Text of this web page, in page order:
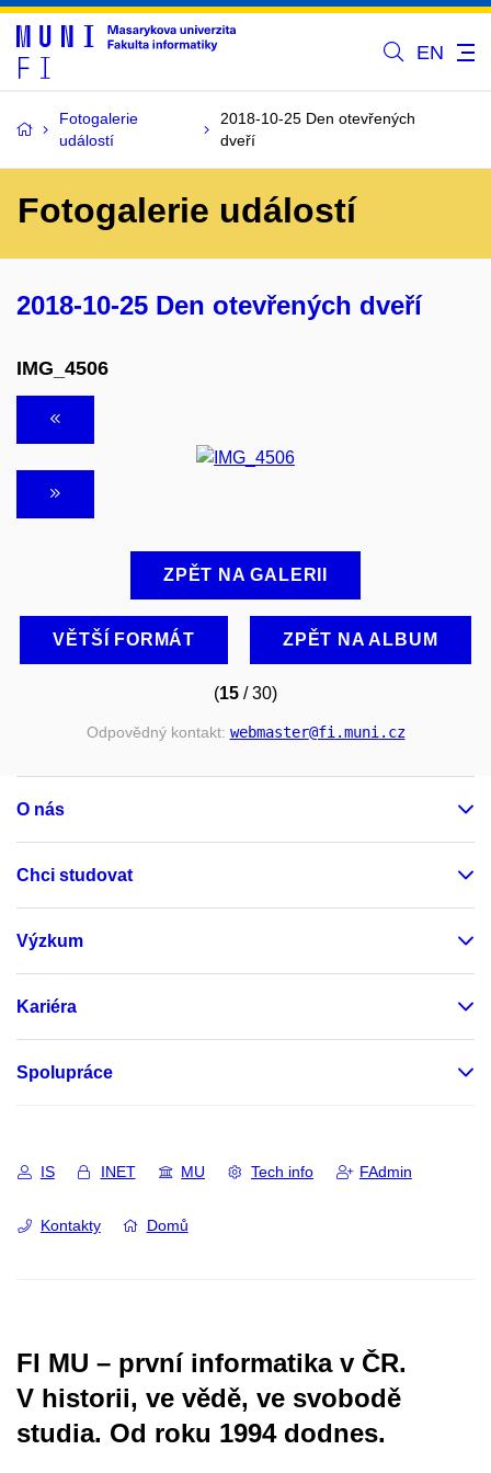
EN
Fotogalerie
událostí
2018-10-25 Den otevřených
dveří
Fotogalerie událostí
2018-10-25 Den otevřených dveří
IMG_4506
ZPĚT NA GALERII
VĚTŠÍ FORMÁT ZPĚT NA ALBUM
(15 / 30)
Odpovědný kontakt: webmaster@fi.muni.cz
O nás
Chci studovat
Výzkum
Kariéra
Spolupráce
IS INET MU Tech info FAdmin
Kontakty Domů
FI MU – první informatika v ČR.
V historii, ve vědě, ve svobodě
studia. Od roku 1994 dodnes.